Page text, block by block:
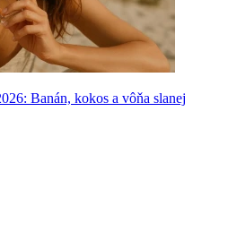
Banán, kokos a vôňa slanej